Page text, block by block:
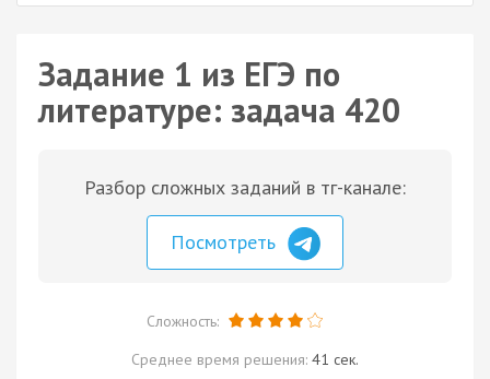
Задание 1 из ЕГЭ по
литературе: задача 420
Разбор сложных заданий в тг-канале:
Посмотреть
Сложность:
Среднее время решения: 41 сек.